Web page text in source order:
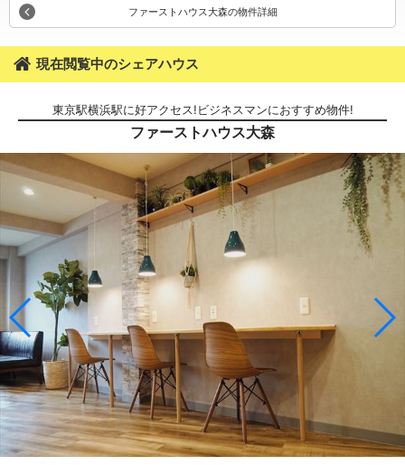
ファーストハウス大森の物件詳細
現在閲覧中のシェアハウス
東京駅横浜駅に好アクセス!ビジネスマンにおすすめ物件!
ファーストハウス大森